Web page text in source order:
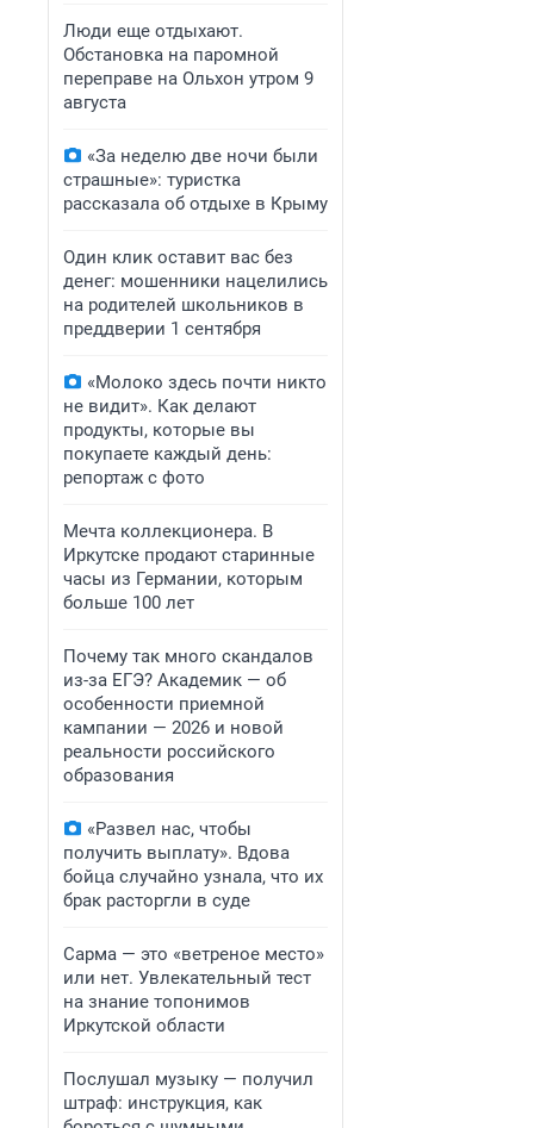
Люди еще отдыхают.
Обстановка на паромной
переправе на Ольхон утром 9
августа
«За неделю две ночи были
страшные»: туристка
рассказала об отдыхе в Крыму
Один клик оставит вас без
денег: мошенники нацелились
на родителей школьников в
преддверии 1 сентября
«Молоко здесь почти никто
не видит». Как делают
продукты, которые вы
покупаете каждый день:
репортаж с фото
Мечта коллекционера. В
Иркутске продают старинные
часы из Германии, которым
больше 100 лет
Почему так много скандалов
из-за ЕГЭ? Академик — об
особенности приемной
кампании — 2026 и новой
реальности российского
образования
«Развел нас, чтобы
получить выплату». Вдова
бойца случайно узнала, что их
брак расторгли в суде
Сарма — это «ветреное место»
или нет. Увлекательный тест
на знание топонимов
Иркутской области
Послушал музыку — получил
штраф: инструкция, как